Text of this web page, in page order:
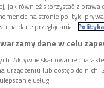
jak również skorzystać z prawa
na stronie polityki
na dane przeglądania.
dane w celu
Aktywne skanowanie
lub dostęp do nich.
usług.